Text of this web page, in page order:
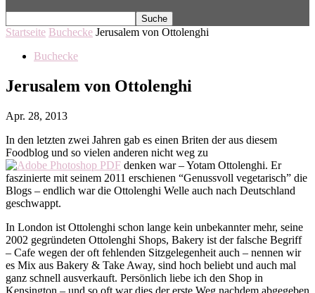
Startseite Buchecke Jerusalem von Ottolenghi
Buchecke
Jerusalem von Ottolenghi
Apr. 28, 2013
In den letzten zwei Jahren gab es einen Briten der aus diesem
Foodblog und so vielen anderen nicht weg zu
denken war – Yotam Ottolenghi. Er
faszinierte mit seinem 2011 erschienen “Genussvoll vegetarisch” die
Blogs – endlich war die Ottolenghi Welle auch nach Deutschland
geschwappt.
In London ist Ottolenghi schon lange kein unbekannter mehr, seine
2002 gegründeten Ottolenghi Shops, Bakery ist der falsche Begriff
– Cafe wegen der oft fehlenden Sitzgelegenheit auch – nennen wir
es Mix aus Bakery & Take Away, sind hoch beliebt und auch mal
ganz schnell ausverkauft. Persönlich liebe ich den Shop in
Kensington – und so oft war dies der erste Weg nachdem abgegeben